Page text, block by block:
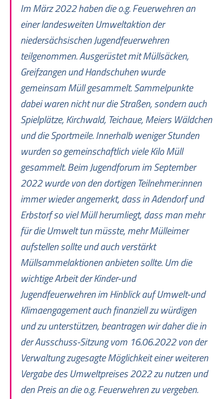
Im März 2022 haben die o.g. Feuerwehren an
einer landesweiten Umweltaktion der
niedersächsischen Jugendfeuerwehren
teilgenommen. Ausgerüstet mit Müllsäcken,
Greifzangen und Handschuhen wurde
gemeinsam Müll gesammelt. Sammelpunkte
dabei waren nicht nur die Straßen, sondern auch
Spielplätze, Kirchwald, Teichaue, Meiers Wäldchen
und die Sportmeile. Innerhalb weniger Stunden
wurden so gemeinschaftlich viele Kilo Müll
gesammelt. Beim Jugendforum im September
2022 wurde von den dortigen Teilnehmer:innen
immer wieder angemerkt, dass in Adendorf und
Erbstorf so viel Müll herumliegt, dass man mehr
für die Umwelt tun müsste, mehr Mülleimer
aufstellen sollte und auch verstärkt
Müllsammelaktionen anbieten sollte. Um die
wichtige Arbeit der Kinder-und
Jugendfeuerwehren im Hinblick auf Umwelt-und
Klimaengagement auch finanziell zu würdigen
und zu unterstützen, beantragen wir daher die in
der Ausschuss-Sitzung vom 16.06.2022 von der
Verwaltung zugesagte Möglichkeit einer weiteren
Vergabe des Umweltpreises 2022 zu nutzen und
den Preis an die o.g. Feuerwehren zu vergeben.